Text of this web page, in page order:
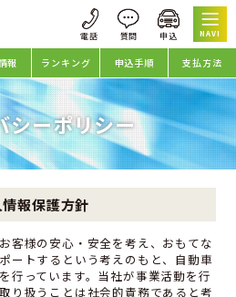
NAVI
報 ランキング 申込手順 支払方法
シーポリシー
報保護方針
客様の安心・安全を考え、おもてな
ートするという考えのもと、自動車
行っています。当社が事業活動を行
り扱うことは社会的責務であると考